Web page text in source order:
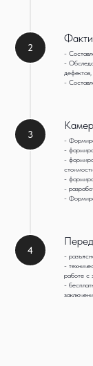
2
-
-
-
3
-
-
-
-
-
-
4
-
-
работе с
-